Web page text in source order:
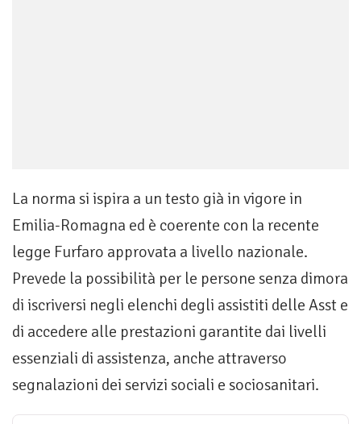
La norma si ispira a un testo già in vigore in
Emilia-Romagna ed è coerente con la recente
legge Furfaro approvata a livello nazionale.
Prevede la possibilità per le persone senza dimora
di iscriversi negli elenchi degli assistiti delle Asst e
di accedere alle prestazioni garantite dai livelli
essenziali di assistenza, anche attraverso
segnalazioni dei servizi sociali e sociosanitari.